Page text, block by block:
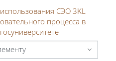
СЭО 3KL
процесса в